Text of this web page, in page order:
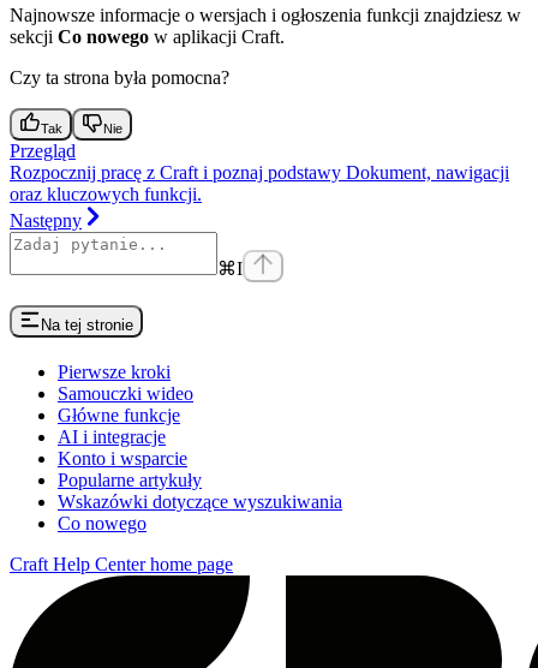
Najnowsze informacje o wersjach i ogłoszenia funkcji znajdziesz w
sekcji Co nowego w aplikacji Craft.
Czy ta strona była pomocna?
Tak Nie
Przegląd
Rozpocznij pracę z Craft i poznaj podstawy Dokument, nawigacji
oraz kluczowych funkcji.
Następny
⌘I
Na tej stronie
Pierwsze kroki
Samouczki wideo
Główne funkcje
AI i integracje
Konto i wsparcie
Popularne artykuły
Wskazówki dotyczące wyszukiwania
Co nowego
Craft Help Centerhome page